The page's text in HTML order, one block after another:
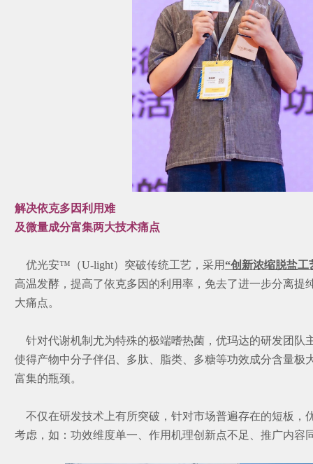
解决依克多因利用难
及微量成分富集两大技术痛点
优光安™（U-light）突破传统工艺，采用“创新浓缩脱盐工
高温发酵，提高了依克多因的利用率，免去了进一步分离提
大痛点。
针对代谢机制尤为特殊的极端嗜热菌，优玛达的研发团队
使得产物中分子伴侣、多肽、脂类、多糖等功效成分含量极
富集的瓶颈。
不仅在研发技术上有所突破，针对市场普遍存在的短板
考虑，如：功效维度单一、作用机理创新点不足、推广内容